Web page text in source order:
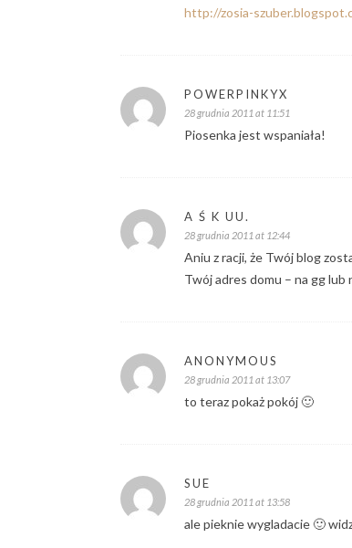
http://zosia-
POWERPINKYX
28 grudnia 2011 at 11:51
Piosenka jest wspaniała!
A Ś K UU.
28 grudnia 2011 at 12:44
Aniu z racji, że Twój blog
Twój adres domu – na gg lub
ANONYMOUS
28 grudnia 2011 at 13:07
to teraz pokaż pokój 🙂
SUE
28 grudnia 2011 at 13:58
ale pieknie wygladacie 🙂